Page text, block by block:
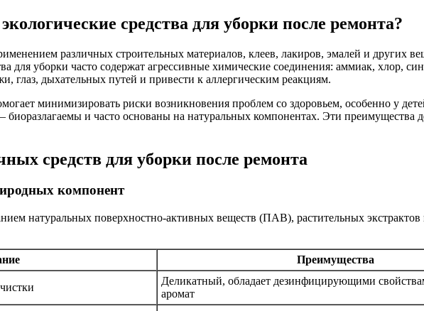
средства для уборки после ремонта?
различных строительных материалов, клеев, лакиров, эмалей и других
для уборки часто содержат агрессивные химические соединения: аммиак, хлор,
глаз, дыхательных путей и привести к аллергическим реакциям.
минимизировать риски возникновения проблем со здоровьем, особенно у
и часто основаны на натуральных компонентах. Эти преимущества
средств для уборки после ремонта
компонент
натуральных поверхностно-активных веществ (ПАВ), растительных
Преимущества
Деликатный, обладает дезинфицирующими
аромат